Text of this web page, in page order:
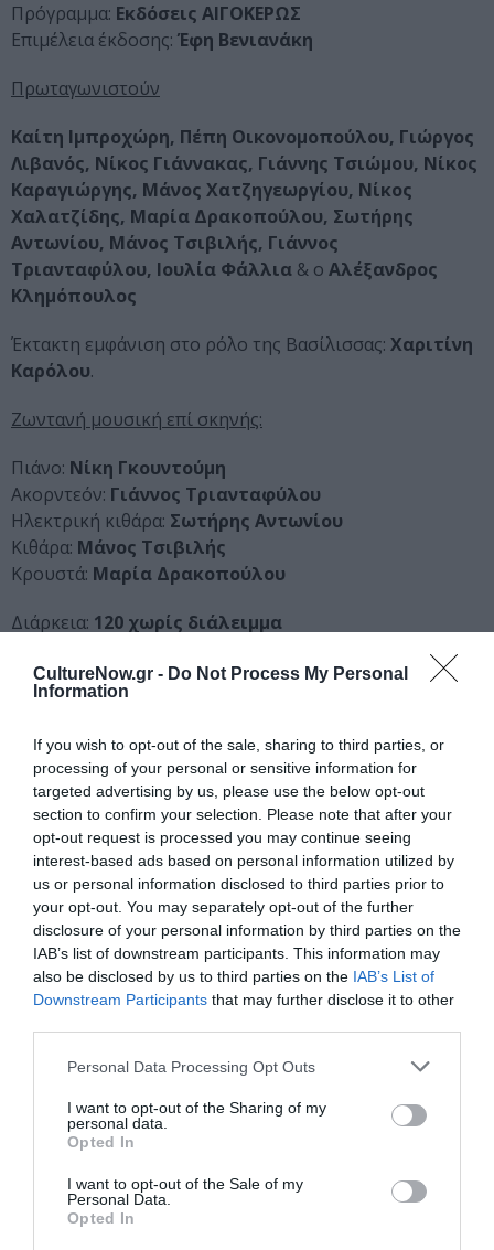
CultureNow.gr - Do Not Process My Personal
Information
If you wish to opt-out of the sale, sharing to third parties, or
processing of your personal or sensitive information for
targeted advertising by us, please use the below opt-out
section to confirm your selection. Please note that after your
opt-out request is processed you may continue seeing
interest-based ads based on personal information utilized by
us or personal information disclosed to third parties prior to
your opt-out. You may separately opt-out of the further
disclosure of your personal information by third parties on the
IAB’s list of downstream participants. This information may
also be disclosed by us to third parties on the IAB’s List of
Downstream Participants that may further disclose it to other
Personal Data Processing Opt Outs
I want to opt-out of the Sharing of my
personal data.
Opted In
I want to opt-out of the Sale of my
Personal Data.
Opted In
Πρόγραμμα: Εκδόσεις ΑΙΓΟΚΕΡΩΣ
Επιμέλεια έκδοσης: Έφη Βενιανάκη
Πρωταγωνιστούν
Καίτη Ιμπροχώρη, Πέπη Οικονομοπούλου, Γιώργος
Λιβανός, Νίκος Γιάννακας, Γιάννης Τσιώμου, Νίκος
Καραγιώργης, Μάνος Χατζηγεωργίου, Νίκος
Χαλατζίδης, Μαρία Δρακοπούλου, Σωτήρης
Αντωνίου, Μάνος Τσιβιλής, Γιάννος
Τριανταφύλου, Ιουλία Φάλλια & ο Αλέξανδρος
Κλημόπουλος
Έκτακτη εμφάνιση στο ρόλο της Βασίλισσας: Χαριτίνη
Καρόλου.
Ζωντανή μουσική επί σκηνής:
Πιάνο: Νίκη Γκουντούμη
Ακορντεόν: Γιάννος Τριανταφύλου
Ηλεκτρική κιθάρα: Σωτήρης Αντωνίου
Κιθάρα: Μάνος Τσιβιλής
Κρουστά: Μαρία Δρακοπούλου
Διάρκεια: 120 χωρίς διάλειμμα
Αυστηρά ακατάλληλο για ανηλίκους.
Ταυτότητα Εκδήλωσης
Ημερομηνία:
Πέμπτη-Παρασκευή, 21:00